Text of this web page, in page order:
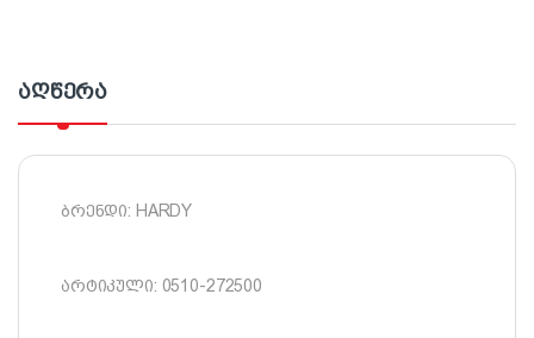
აღწერა
ბრენდი: HARDY
არტიკული: 0510-272500